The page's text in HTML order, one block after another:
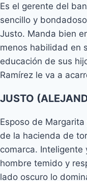
Es el gerente del
sencillo y
Justo. Manda bien
menos habilidad en
educación de sus
Ramírez le va a
JUSTO
Esposo de
de la hacienda de
comarca. Inteligente
hombre temido y
lado oscuro lo